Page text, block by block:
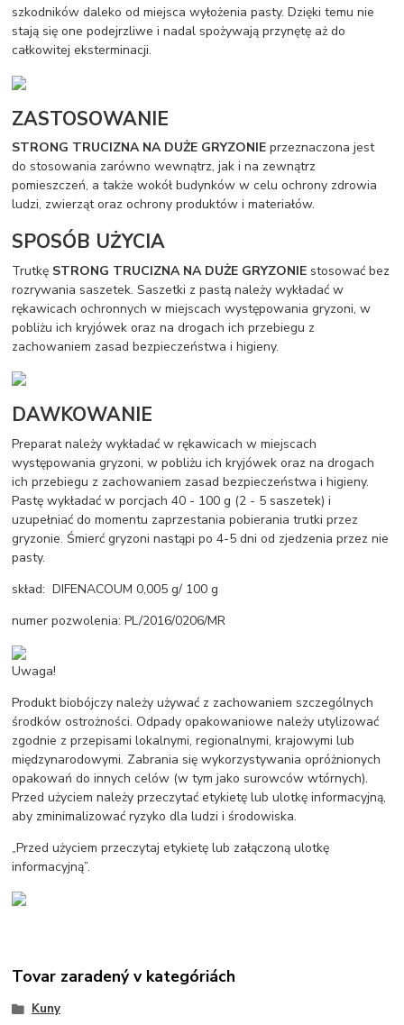
szkodników daleko od miejsca wyłożenia pasty. Dzięki temu nie
stają się one podejrzliwe i nadal spożywają przynętę aż do
całkowitej eksterminacji.
ZASTOSOWANIE
STRONG TRUCIZNA NA DUŻE GRYZONIE przeznaczona jest
do stosowania zarówno wewnątrz, jak i na zewnątrz
pomieszczeń, a także wokół budynków w celu ochrony zdrowia
ludzi, zwierząt oraz ochrony produktów i materiałów.
SPOSÓB UŻYCIA
Trutkę STRONG TRUCIZNA NA DUŻE GRYZONIE stosować bez
rozrywania saszetek. Saszetki z pastą należy wykładać w
rękawicach ochronnych w miejscach występowania gryzoni, w
pobliżu ich kryjówek oraz na drogach ich przebiegu z
zachowaniem zasad bezpieczeństwa i higieny.
DAWKOWANIE
Preparat należy wykładać w rękawicach w miejscach
występowania gryzoni, w pobliżu ich kryjówek oraz na drogach
ich przebiegu z zachowaniem zasad bezpieczeństwa i higieny.
Pastę wykładać w porcjach 40 - 100 g (2 - 5 saszetek) i
uzupełniać do momentu zaprzestania pobierania trutki przez
gryzonie. Śmierć gryzoni nastąpi po 4-5 dni od zjedzenia przez nie
pasty.
skład: DIFENACOUM 0,005 g/ 100 g
numer pozwolenia: PL/2016/0206/MR
Uwaga!
Produkt biobójczy należy używać z zachowaniem szczególnych
środków ostrożności. Odpady opakowaniowe należy utylizować
zgodnie z przepisami lokalnymi, regionalnymi, krajowymi lub
międzynarodowymi. Zabrania się wykorzystywania opróżnionych
opakowań do innych celów (w tym jako surowców wtórnych).
Przed użyciem należy przeczytać etykietę lub ulotkę informacyjną,
aby zminimalizować ryzyko dla ludzi i środowiska.
„Przed użyciem przeczytaj etykietę lub załączoną ulotkę
informacyjną”.
Tovar zaradený v kategóriách
Kuny